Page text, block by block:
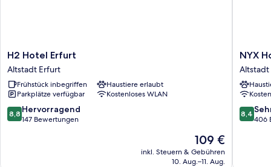
H2
Hotel
Erfurt
Altstadt
Erfurt
H2 Hotel Erfurt
Altstadt Erfurt
Frühstück inbegriffen
Haustiere erlaubt
Parkplätze verfügbar
Kostenloses WLAN
8.8
von
8,8 Hervorragend
147 Bewertungen
Der
Preis
beträgt
109 €
inkl. Steuern & Gebühren
10. Aug.–11. Aug.
NYX
Hotel
Erfurt
by
Hotels
Altstadt
NYX
8.4
von
8,4
406